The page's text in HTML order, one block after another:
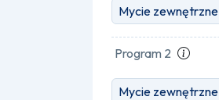
Mycie zewnętrzne
Program 2
Mycie zewnętrzne